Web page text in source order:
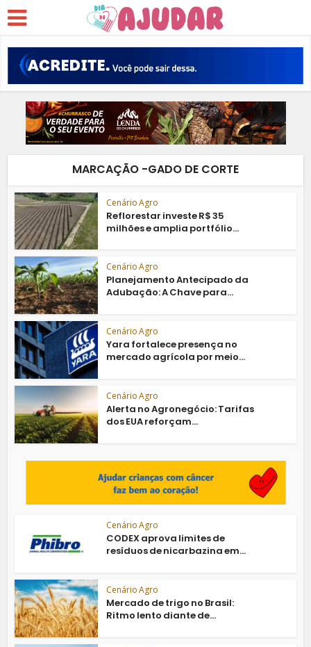
MARCAÇÃO -GADO DE CORTE
Cenário Agro
Reflorestar investe R$ 35
milhões e amplia portfólio...
Cenário Agro
Planejamento Antecipado da
Adubação: A Chave para...
Cenário Agro
Yara fortalece presença no
mercado agrícola por meio...
Cenário Agro
Alerta no Agronegócio: Tarifas
dos EUA reforçam...
Cenário Agro
CODEX aprova limites de
resíduos de nicarbazina em...
Cenário Agro
Mercado de trigo no Brasil:
Ritmo lento diante de...